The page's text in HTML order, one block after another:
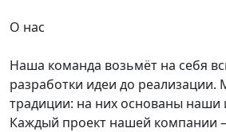
О нас
Наша команда возьмёт на себя
разработки идеи до
традиции: на них основаны наши
Каждый проект нашей компании